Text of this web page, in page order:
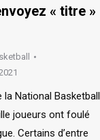
« titre »
la National Basketball
joueurs ont foulé
Certains d’entre